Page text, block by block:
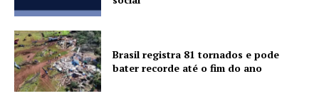
Brasil registra 81 tornados e pode
bater recorde até o fim do ano